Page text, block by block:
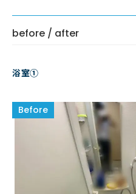
before / after
浴室①